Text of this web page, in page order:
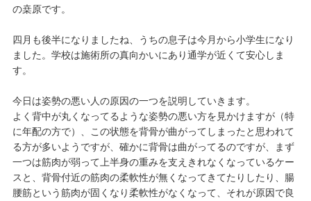
の桒原です。
四月も後半になりましたね、うちの息子は今月から小学生になり
ました。学校は施術所の真向かいにあり通学が近くて安心しま
す。
今日は姿勢の悪い人の原因の一つを説明していきます。
よく背中が丸くなってるような姿勢の悪い方を見かけますが（特
に年配の方で）、この状態を背骨が曲がってしまったと思われて
る方が多いようですが、確かに背骨は曲がってるのですが、まず
一つは筋肉が弱って上半身の重みを支えきれなくなっているケー
スと、背骨付近の筋肉の柔軟性が無くなってきてたりしたり、腸
腰筋という筋肉が固くなり柔軟性がなくなって、それが原因で良